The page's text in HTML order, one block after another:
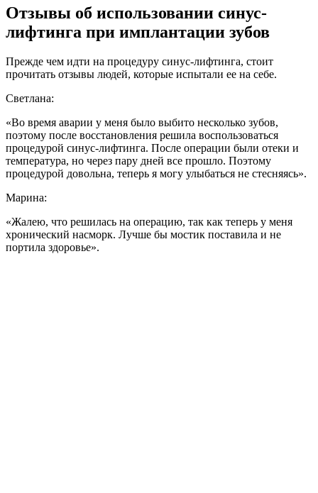
Отзывы об использовании синус-
лифтинга при имплантации зубов
Прежде чем идти на процедуру синус-лифтинга, стоит
прочитать отзывы людей, которые испытали ее на себе.
Светлана:
«Во время аварии у меня было выбито несколько зубов,
поэтому после восстановления решила воспользоваться
процедурой синус-лифтинга. После операции были отеки и
температура, но через пару дней все прошло. Поэтому
процедурой довольна, теперь я могу улыбаться не стесняясь».
Марина:
«Жалею, что решилась на операцию, так как теперь у меня
хронический насморк. Лучше бы мостик поставила и не
портила здоровье».